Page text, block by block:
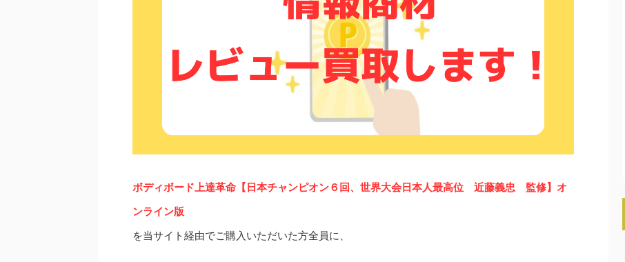
ボディボード上達革命【日本チャンピオン６回、世界大会日本人最高位 近藤義忠 監修】オ
ンライン版
を当サイト経由でご購入いただいた方全員に、